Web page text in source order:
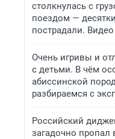
столкнулась с
поездом —
пострадали.
Очень игривы и
с детьми. В чём
абиссинской
разбираемся с
Российский
загадочно пропал